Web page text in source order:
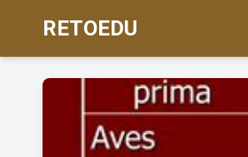
RETOEDU